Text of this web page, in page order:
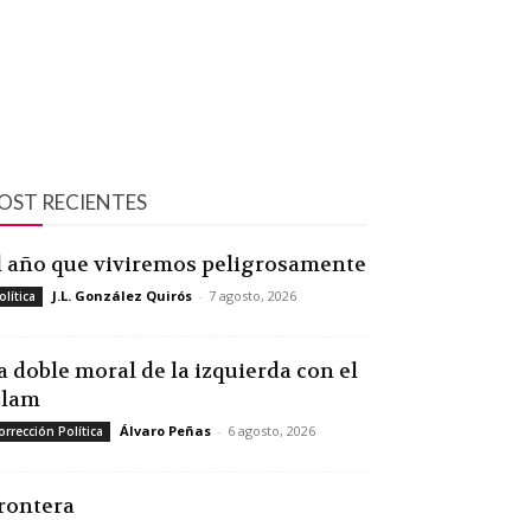
RECIENTES
año que viviremos peligrosamente
J.L. González Quirós - 7 agosto, 2026
doble moral de la izquierda con el
Política Álvaro Peñas - 6 agosto, 2026